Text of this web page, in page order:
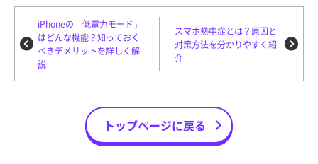
iPhoneの「低電力モード」
はどんな機能？知っておく
べきデメリットを詳しく解
説
スマホ熱中症とは？原因と
対策方法を分かりやすく紹
介
トップページに戻る